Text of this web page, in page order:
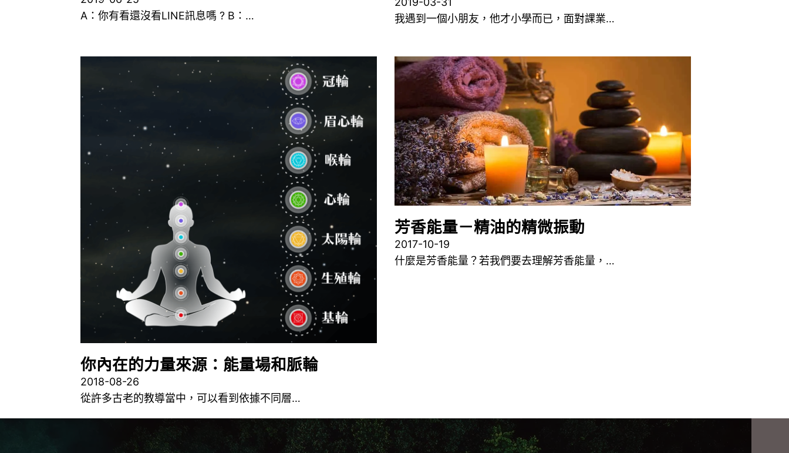
A：你有看還沒看LINE訊息嗎 ? B：…
我遇到一個小朋友，他才小學而已，面對課業…
你內在的力量來源：能量場和脈輪
2018-08-26
從許多古老的教導當中，可以看到依據不同層…
芳香能量－精油的精微振動
2017-10-19
什麼是芳香能量？若我們要去理解芳香能量，…